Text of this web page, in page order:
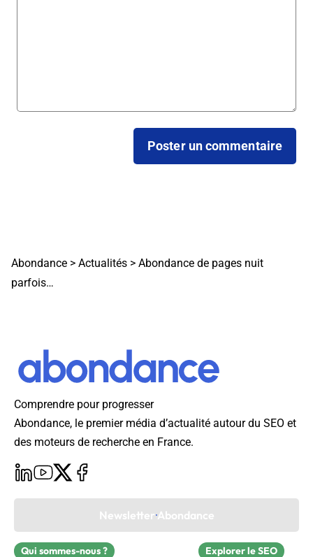
Abondance > Actualités > Abondance de pages nuit
parfois…
Comprendre pour progresser
Abondance, le premier média d’actualité autour du SEO et
des moteurs de recherche en France.
Newsletter Abondance
Qui sommes-nous ? Explorer le SEO